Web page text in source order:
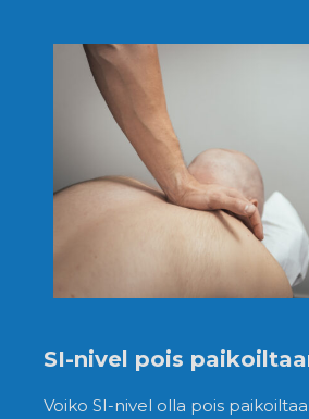
SI-nivel pois
Voiko SI-nivel olla pois